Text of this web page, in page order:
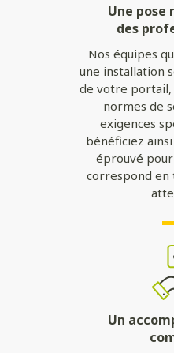
Une pose
des
Nos équipes
une installation
de votre portail,
normes de
exigences
bénéficiez
éprouvé
correspond en
Un